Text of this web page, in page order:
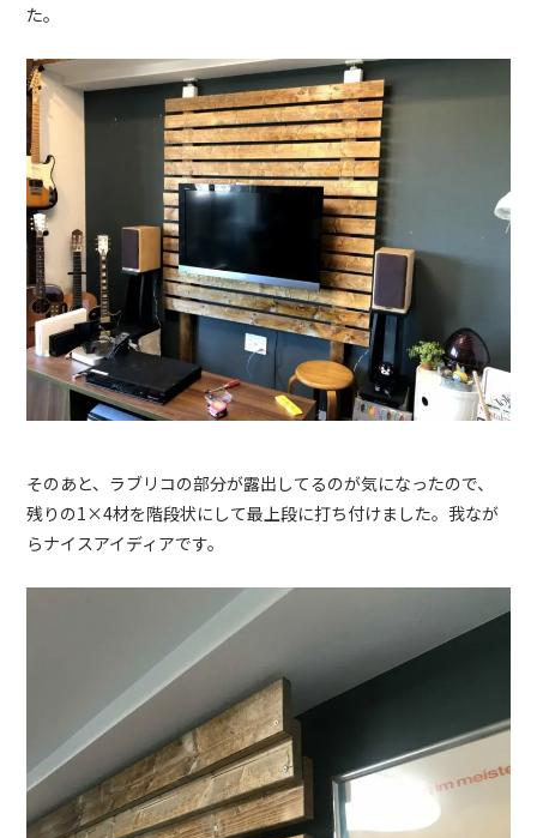
た。
そのあと、ラブリコの部分が露出してるのが気になったので、
残りの1×4材を階段状にして最上段に打ち付けました。我なが
らナイスアイディアです。